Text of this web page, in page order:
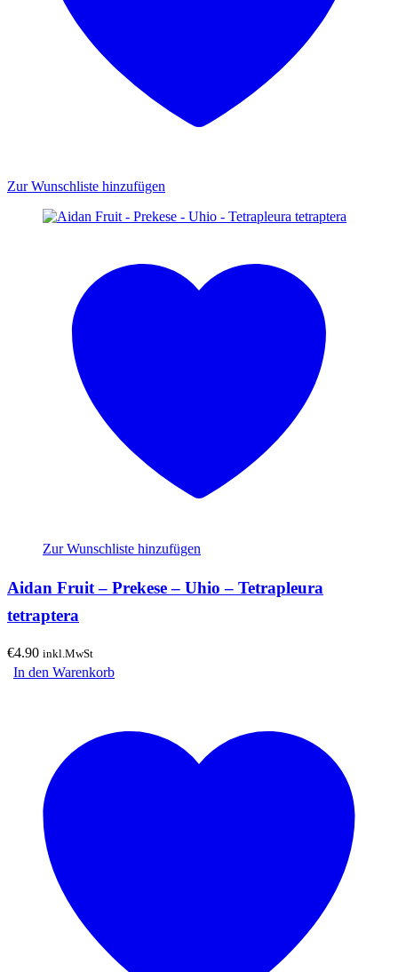
Zur Wunschliste hinzufügen
Zur Wunschliste hinzufügen
Aidan Fruit – Prekese – Uhio – Tetrapleura
tetraptera
€4.90 inkl.MwSt
In den Warenkorb